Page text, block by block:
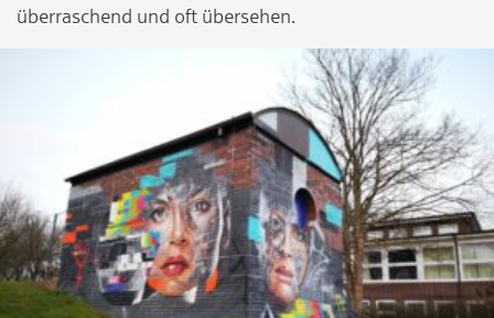
überraschend und oft übersehen.